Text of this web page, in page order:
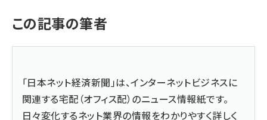
この記事の筆者
「日本ネット経済新聞」は、インターネットビジネスに
関連する宅配（オフィス配）のニュース情報紙です。
日々変化するネット業界の情報をわかりやすく詳しく